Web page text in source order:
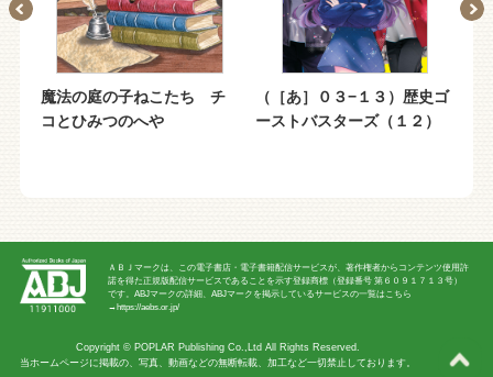
魔法の庭の子ねこたち チ
コとひみつのへや
（［あ］０３−１３）歴史ゴ
ーストバスターズ（１２）
ＡＢＪマークは、この電子書店・電子書籍配信サービスが、著作権者からコンテンツ使用許
諾を得た正規版配信サービスであることを示す登録商標（登録番号 第６０９１７１３号）
です。ABJマークの詳細、ABJマークを掲示しているサービスの一覧はこちら
→ https://aebs.or.jp/
Copyright © POPLAR Publishing Co.,Ltd All Rights Reserved.
当ホームページに掲載の、写真、動画などの無断転載、加工など一切禁止しております。